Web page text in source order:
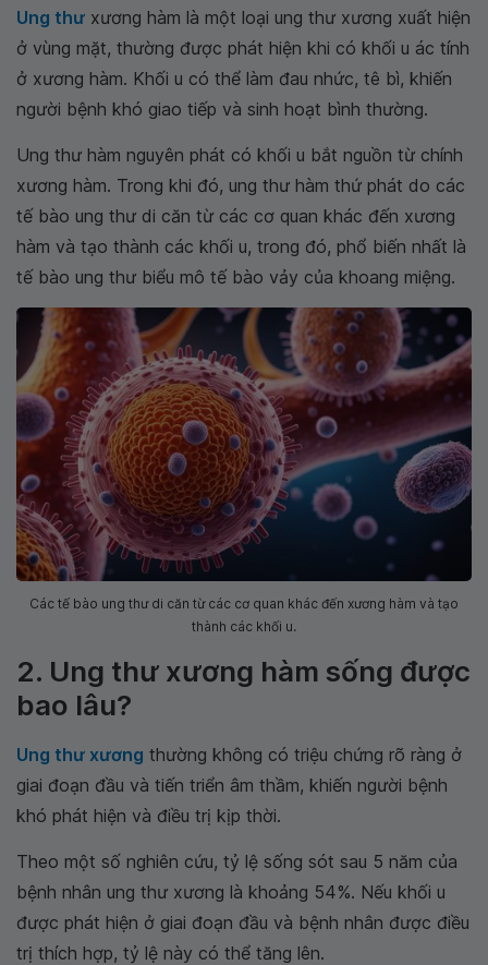
Ung thư xương hàm là một loại ung thư xương xuất hiện
ở vùng mặt, thường được phát hiện khi có khối u ác tính
ở xương hàm. Khối u có thể làm đau nhức, tê bì, khiến
người bệnh khó giao tiếp và sinh hoạt bình thường.
Ung thư hàm nguyên phát có khối u bắt nguồn từ chính
xương hàm. Trong khi đó, ung thư hàm thứ phát do các
tế bào ung thư di căn từ các cơ quan khác đến xương
hàm và tạo thành các khối u, trong đó, phổ biến nhất là
tế bào ung thư biểu mô tế bào vảy của khoang miệng.
Các tế bào ung thư di căn từ các cơ quan khác đến xương hàm và tạo
thành các khối u.
2. Ung thư xương hàm sống được
bao lâu?
Ung thư xương thường không có triệu chứng rõ ràng ở
giai đoạn đầu và tiến triển âm thầm, khiến người bệnh
khó phát hiện và điều trị kịp thời.
Theo một số nghiên cứu, tỷ lệ sống sót sau 5 năm của
bệnh nhân ung thư xương là khoảng 54%. Nếu khối u
được phát hiện ở giai đoạn đầu và bệnh nhân được điều
trị thích hợp, tỷ lệ này có thể tăng lên.